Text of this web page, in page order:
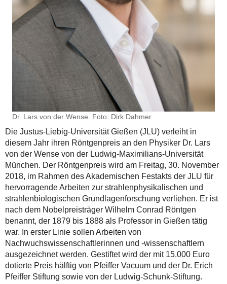
Dr. Lars von der Wense. Foto: Dirk Dahmer
Die Justus-Liebig-Universität Gießen (JLU) verleiht in
diesem Jahr ihren Röntgenpreis an den Physiker Dr. Lars
von der Wense von der Ludwig-Maximilians-Universität
München. Der Röntgenpreis wird am Freitag, 30. November
2018, im Rahmen des Akademischen Festakts der JLU für
hervorragende Arbeiten zur strahlenphysikalischen und
strahlenbiologischen Grundlagenforschung verliehen. Er ist
nach dem Nobelpreisträger Wilhelm Conrad Röntgen
benannt, der 1879 bis 1888 als Professor in Gießen tätig
war. In erster Linie sollen Arbeiten von
Nachwuchswissenschaftlerinnen und -wissenschaftlern
ausgezeichnet werden. Gestiftet wird der mit 15.000 Euro
dotierte Preis hälftig von Pfeiffer Vacuum und der Dr. Erich
Pfeiffer Stiftung sowie von der Ludwig-Schunk-Stiftung.